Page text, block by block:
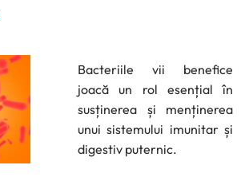
Bacteriile vii benefice
joacă un rol esențial în
susținerea și menținerea
unui sistemului imunitar și
digestiv puternic.